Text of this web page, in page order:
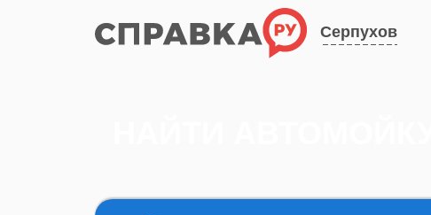
Серпухов